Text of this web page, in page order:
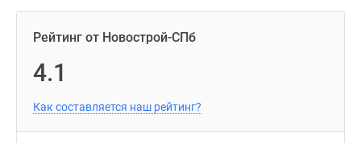
Рейтинг от Новострой-СПб
4.1
Как составляется наш рейтинг?